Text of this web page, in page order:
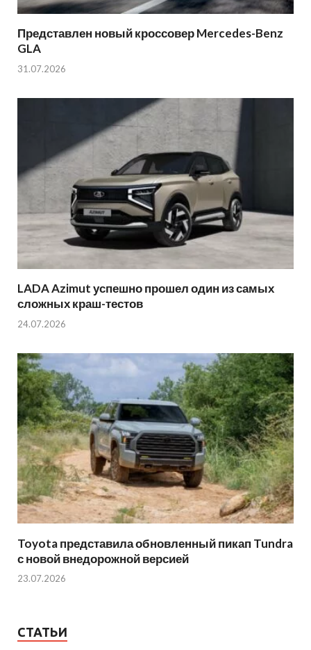
Представлен новый кроссовер Mercedes-Benz
GLA
31.07.2026
LADA Azimut успешно прошел один из самых
сложных краш-тестов
24.07.2026
Toyota представила обновленный пикап Tundra
с новой внедорожной версией
23.07.2026
СТАТЬИ